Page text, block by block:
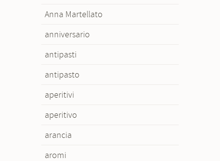
Anna Martellato
anniversario
antipasti
antipasto
aperitivi
aperitivo
arancia
aromi